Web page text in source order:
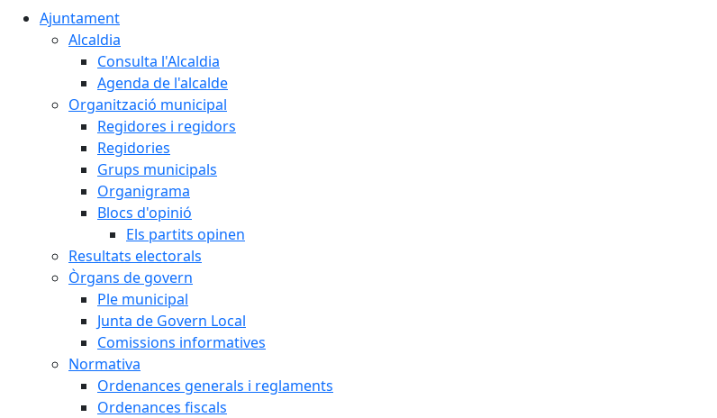
Ajuntament
Alcaldia
Consulta l'Alcaldia
Agenda de l'alcalde
Organització municipal
Regidores i regidors
Regidories
Grups municipals
Organigrama
Blocs d'opinió
Els partits opinen
Resultats electorals
Òrgans de govern
Ple municipal
Junta de Govern Local
Comissions informatives
Normativa
Ordenances generals i reglaments
Ordenances fiscals